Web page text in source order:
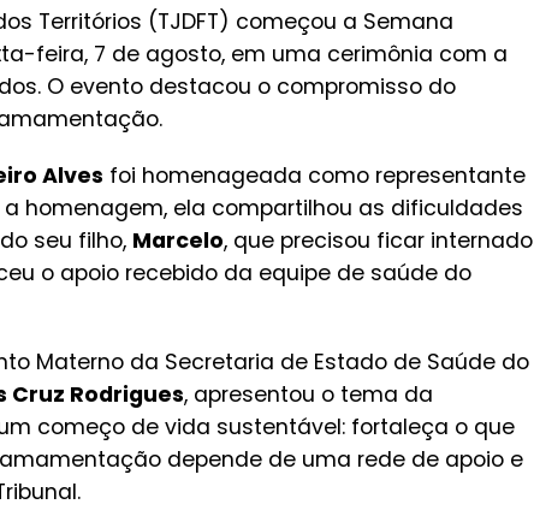
Territórios (TJDFT) começou a Semana
feira, 7 de agosto, em uma cerimônia com a
O evento destacou o compromisso do
Alves foi homenageada como representante
homenagem, ela compartilhou as dificuldades
seu filho, Marcelo, que precisou ficar internado
o apoio recebido da equipe de saúde do
Materno da Secretaria de Estado de Saúde do
Cruz Rodrigues, apresentou o tema da
começo de vida sustentável: fortaleça o que
depende de uma rede de apoio e